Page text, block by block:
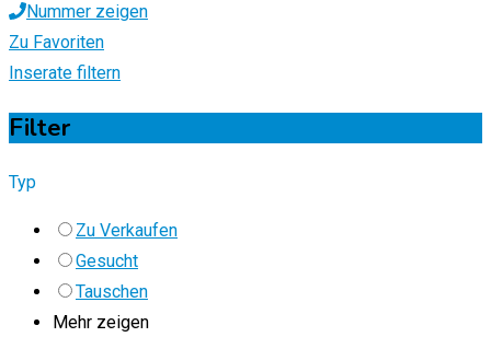
Nummer zeigen
Zu Favoriten
Inserate filtern
Filter
Typ
Zu Verkaufen
Gesucht
Tauschen
Mehr zeigen